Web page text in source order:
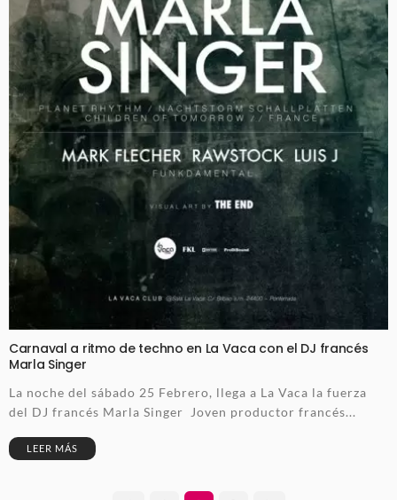
Carnaval a ritmo de techno en La Vaca con el DJ francés
Marla Singer
La noche del sábado 25 Febrero, llega a La Vaca la fuerza
del DJ francés Marla Singer Joven productor francés...
LEER MÁS